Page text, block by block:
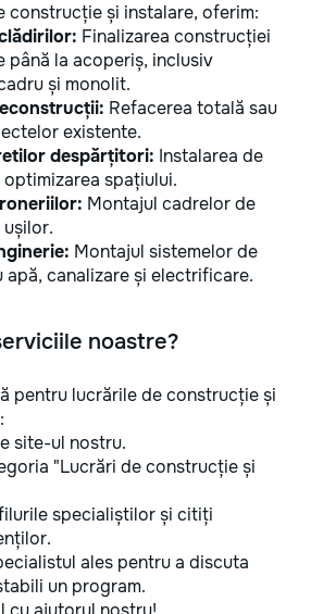
construcție și instalare, oferim:
Finalizarea construcției
până la acoperiș, inclusiv
și monolit.
Refacerea totală sau
existente.
despărțitori: Instalarea de
spațiului.
Montajul cadrelor de
Montajul sistemelor de
apă, canalizare și electrificare.
noastre?
pentru lucrările de construcție și
site-ul nostru.
"Lucrări de construcție și
specialiștilor și citiți
ales pentru a discuta
un program.